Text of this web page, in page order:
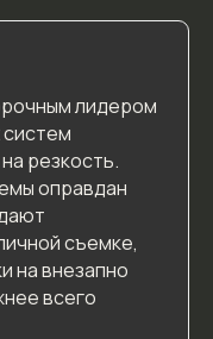
лидером
резкость.
оправдан
съемке,
на внезапно
всего